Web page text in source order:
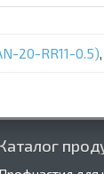
20-RR11-0.5),